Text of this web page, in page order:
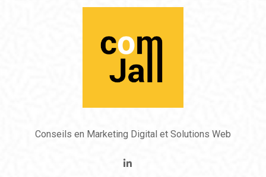
Conseils en Marketing Digital et Solutions Web